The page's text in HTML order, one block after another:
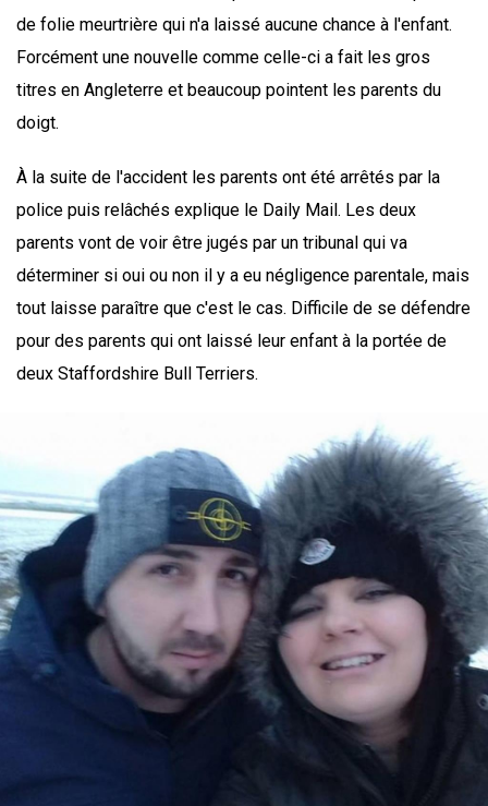
de folie meurtrière qui n'a laissé aucune chance à l'enfant.
Forcément une nouvelle comme celle-ci a fait les gros
titres en Angleterre et beaucoup pointent les parents du
doigt.
À la suite de l'accident les parents ont été arrêtés par la
police puis relâchés explique le Daily Mail. Les deux
parents vont de voir être jugés par un tribunal qui va
déterminer si oui ou non il y a eu négligence parentale, mais
tout laisse paraître que c'est le cas. Difficile de se défendre
pour des parents qui ont laissé leur enfant à la portée de
deux Staffordshire Bull Terriers.